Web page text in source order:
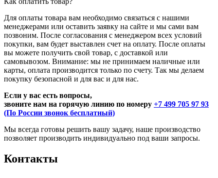
Для оплаты товара вам необходимо связаться с нашими
менеджерами или оставить заявку на сайте и мы сами вам
позвоним. После согласования с менеджером всех условий
покупки, вам будет выставлен счет на оплату. После оплаты
вы можете получить свой товар, с доставкой или
самовывозом. Внимание: мы не принимаем наличные или
карты, оплата производится только по счету. Так мы делаем
покупку безопасной и для вас и для нас.
Если у вас есть вопросы,
звоните нам на горячую линию по номеру +7 499 705 97 93
(По России звонок бесплатный)
Мы всегда готовы решить вашу задачу, наше производство
позволяет производить индивидуально под ваши запросы.
Контакты